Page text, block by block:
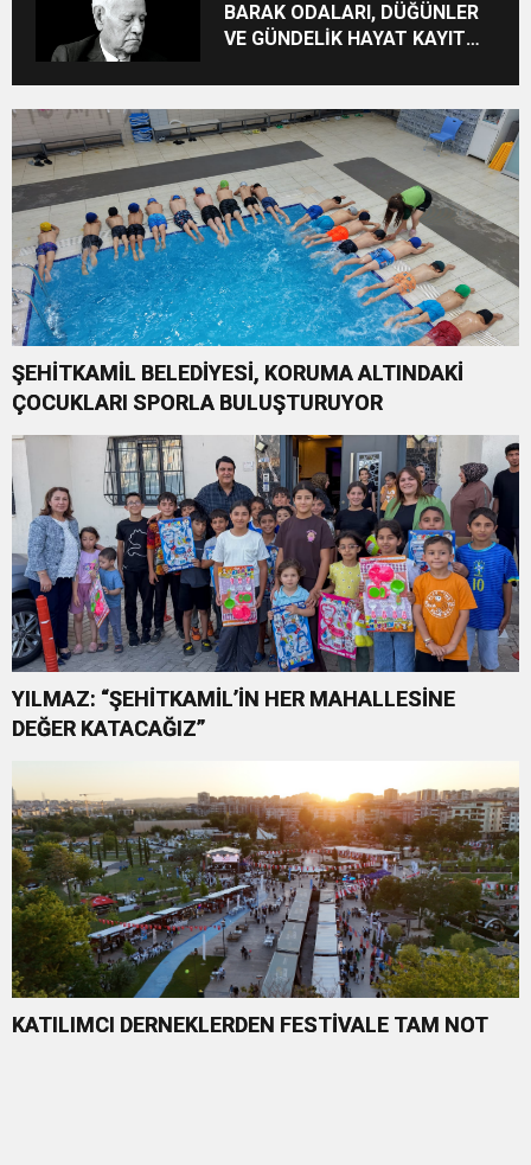
BARAK ODALARI, DÜĞÜNLER
VE GÜNDELİK HAYAT KAYIT
ŞEHİTKAMİL BELEDİYESİ, KORUMA ALTINDAKİ
ÇOCUKLARI SPORLA BULUŞTURUYOR
YILMAZ: “ŞEHİTKAMİL’İN HER MAHALLESİNE
DEĞER KATACAĞIZ”
KATILIMCI DERNEKLERDEN FESTİVALE TAM NOT